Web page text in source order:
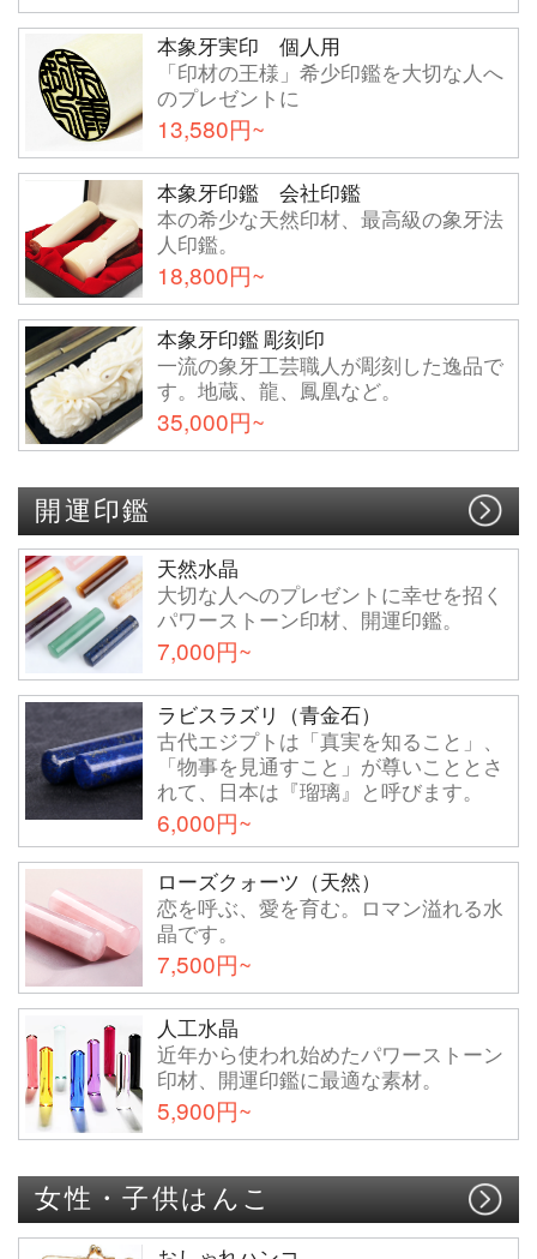
本象牙実印 個人用
「印材の王様」希少印鑑を大切な人へ
のプレゼントに
13,580円~
本象牙印鑑 会社印鑑
本の希少な天然印材、最高級の象牙法
人印鑑。
18,800円~
本象牙印鑑 彫刻印
一流の象牙工芸職人が彫刻した逸品で
す。地蔵、龍、鳳凰など。
35,000円~
開運印鑑
天然水晶
大切な人へのプレゼントに幸せを招く
パワーストーン印材、開運印鑑。
7,000円~
ラビスラズリ（青金石）
古代エジプトは「真実を知ること」、
「物事を見通すこと」が尊いこととさ
れて、日本は『瑠璃』と呼びます。
6,000円~
ローズクォーツ（天然）
恋を呼ぶ、愛を育む。ロマン溢れる水
晶です。
7,500円~
人工水晶
近年から使われ始めたパワーストーン
印材、開運印鑑に最適な素材。
5,900円~
女性・子供はんこ